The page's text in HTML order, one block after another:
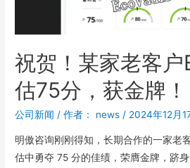
祝贺！某家老客
估75分，获金牌！
公司新闻 / 作者： news / 2024年12月
明傲咨询刚刚得知，长期合作的一家老
估中勇夺 75 分的佳绩，荣膺金牌，跻